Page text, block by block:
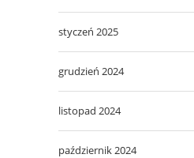
styczeń 2025
grudzień 2024
listopad 2024
październik 2024